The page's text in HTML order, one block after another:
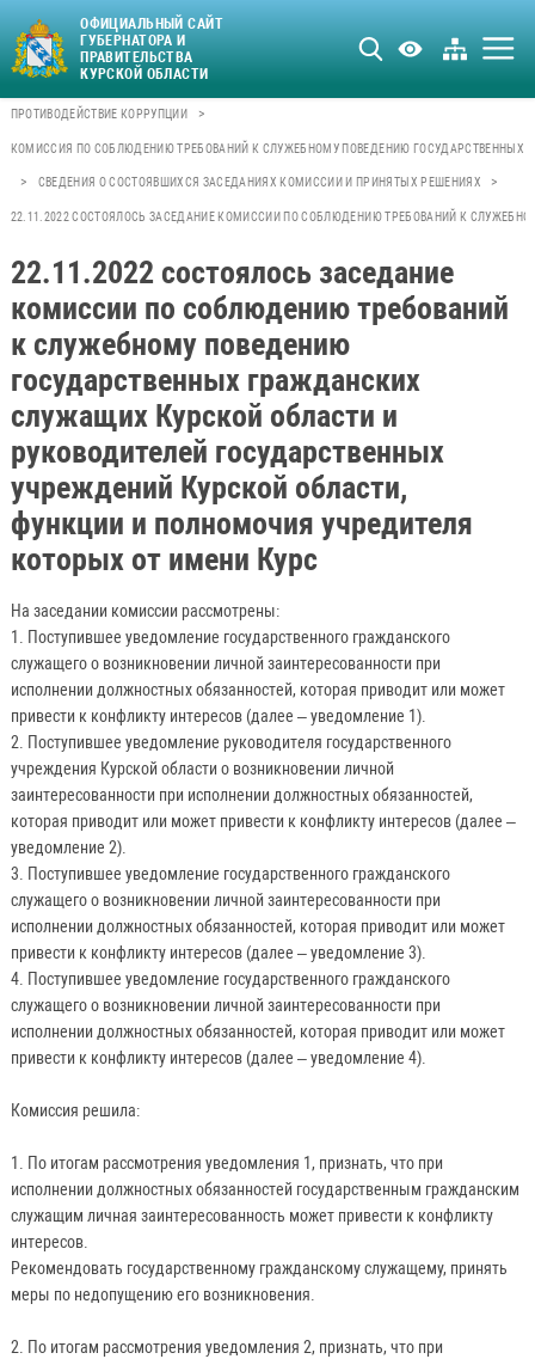
ОФИЦИАЛЬНЫЙ САЙТ
ГУБЕРНАТОРА И
ПРАВИТЕЛЬСТВА
КУРСКОЙ ОБЛАСТИ
ПРОТИВОДЕЙСТВИЕ КОРРУПЦИИ >
КОМИССИЯ ПО СОБЛЮДЕНИЮ ТРЕБОВАНИЙ К СЛУЖЕБНОМУ ПОВЕДЕНИЮ ГОСУДАРСТВЕННЫХ
> СВЕДЕНИЯ О СОСТОЯВШИХСЯ ЗАСЕДАНИЯХ КОМИССИИ И ПРИНЯТЫХ РЕШЕНИЯХ >
22.11.2022 СОСТОЯЛОСЬ ЗАСЕДАНИЕ КОМИССИИ ПО СОБЛЮДЕНИЮ ТРЕБОВАНИЙ К
22.11.2022 состоялось заседание
комиссии по соблюдению требований
к служебному поведению
государственных гражданских
служащих Курской области и
руководителей государственных
учреждений Курской области,
функции и полномочия учредителя
которых от имени Курс
На заседании комиссии рассмотрены:
1. Поступившее уведомление государственного гражданского
служащего о возникновении личной заинтересованности при
исполнении должностных обязанностей, которая приводит или может
привести к конфликту интересов (далее – уведомление 1).
2. Поступившее уведомление руководителя государственного
учреждения Курской области о возникновении личной
заинтересованности при исполнении должностных обязанностей,
которая приводит или может привести к конфликту интересов (далее –
уведомление 2).
3. Поступившее уведомление государственного гражданского
служащего о возникновении личной заинтересованности при
исполнении должностных обязанностей, которая приводит или может
привести к конфликту интересов (далее – уведомление 3).
4. Поступившее уведомление государственного гражданского
служащего о возникновении личной заинтересованности при
исполнении должностных обязанностей, которая приводит или может
привести к конфликту интересов (далее – уведомление 4).
Комиссия решила:
1. По итогам рассмотрения уведомления 1, признать, что при
исполнении должностных обязанностей государственным гражданским
служащим личная заинтересованность может привести к конфликту
интересов.
Рекомендовать государственному гражданскому служащему, принять
меры по недопущению его возникновения.
2. По итогам рассмотрения уведомления 2, признать, что при